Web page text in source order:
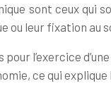
sont ceux qui
ou leur fixation au
pour l’exercice
ce qui